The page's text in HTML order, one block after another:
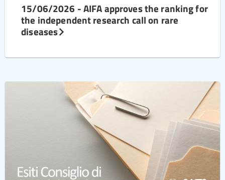
15/06/2026 - AIFA approves the ranking for
the independent research call on rare
diseases